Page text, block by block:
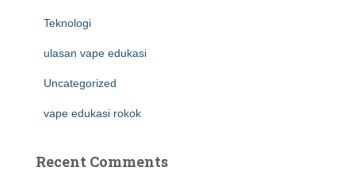
Teknologi
ulasan vape edukasi
Uncategorized
vape edukasi rokok
Recent Comments